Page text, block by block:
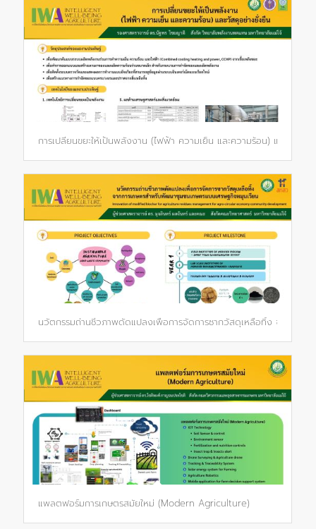
การเปลี่ยนขยะให้เป็นพลังงาน (ไฟฟ้า ความเย็น และความร้อน) และวัสดุอ
นวัตกรรมถ่านชีวภาพดัดแปลงเพื่อการจัดการซากวัสดุเหลือทิ้ง จากการเ
แพลตฟอร์มการเกษตรสมัยใหม่ (Modern Agriculture)